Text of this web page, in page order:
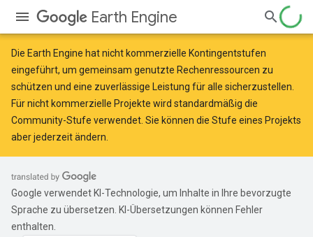
Earth Engine
Die Earth Engine hatnicht kommerzielle Kontingentstufen
eingeführt, um gemeinsam genutzte Rechenressourcen zu
schützen und eine zuverlässige Leistung für alle sicherzustellen.
Für nicht kommerzielle Projekte wird standardmäßig die
Community-Stufe verwendet. Sie können die Stufe eines Projekts
aber jederzeit ändern.
Google verwendet KI-Technologie, um Inhalte in Ihre bevorzugte
Sprache zu übersetzen. KI-Übersetzungen können Fehler
enthalten.